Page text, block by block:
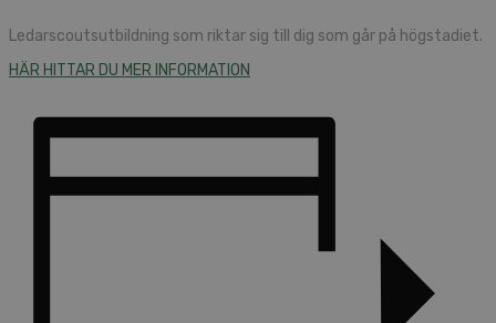
Ledarscoutsutbildning som riktar sig till dig som går på högstadiet.
HÄR HITTAR DU MER INFORMATION